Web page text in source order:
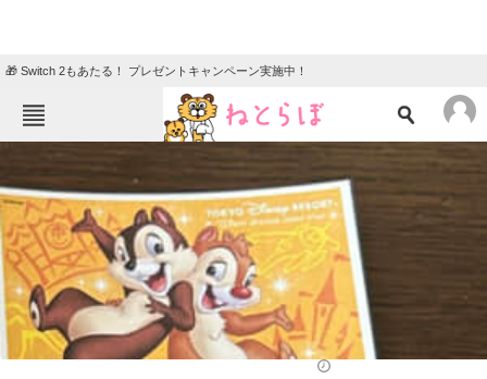
🎁 Switch 2もあたる！ プレゼントキャンペーン実施中！
ニュース
エンタメ クイズ
グルメ 地域
住まい 教育・育児
動物 リサーチ